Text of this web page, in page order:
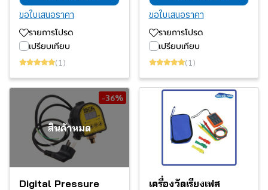
ขอใบเสนอราคา
รายการโปรด
เปรียบเทียบ
(1)
ขอใบเสนอราคา
รายการโปรด
เปรียบเทียบ
(1)
-36%
สินค้าหมด
Digital Pressure
เครื่องวัดเรียงเฟส